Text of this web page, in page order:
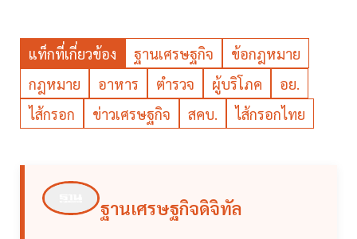
แท็กที่เกี่ยวข้อง ฐานเศรษฐกิจ
ข้อกฎหมาย
กฎหมาย
อาหาร ตำรวจ ผู้บริโภค
อย.
ไส้กรอก
ข่าวเศรษฐกิจ สคบ. ไส้กรอกไทย
ฐานเศรษฐกิจดิจิทัล